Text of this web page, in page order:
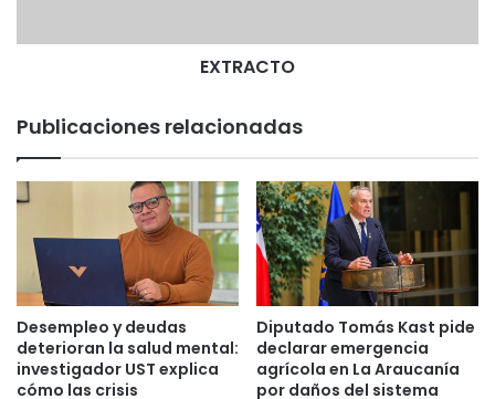
s
i
t
a
s
p
r
e
s
EXTRACTO
Publicaciones relacionadas
Desempleo y deudas
deterioran la salud mental:
investigador UST explica
cómo las crisis
Diputado Tomás Kast pide
declarar emergencia
agrícola en La Araucanía
por daños del sistema